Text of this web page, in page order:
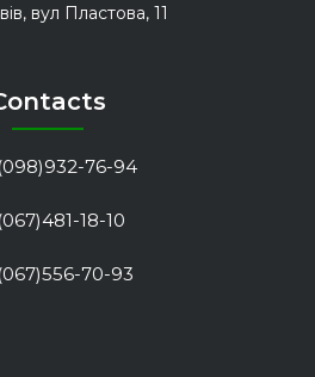
вул Пластова, 11
76-94
18-10
70-93